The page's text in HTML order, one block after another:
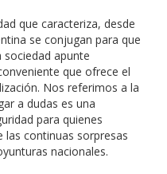
que caracteriza, desde
se conjugan para que
apunte
que ofrece el
Nos referimos a la
a dudas es una
para quienes
las continuas sorpresas
nacionales.